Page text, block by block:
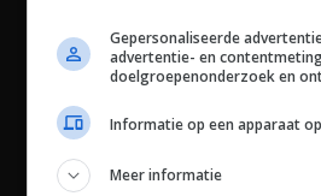
Gepersonaliseerde
advertentie- en
doelgroepenonderzoek en
Informatie op een apparaat
Meer informatie